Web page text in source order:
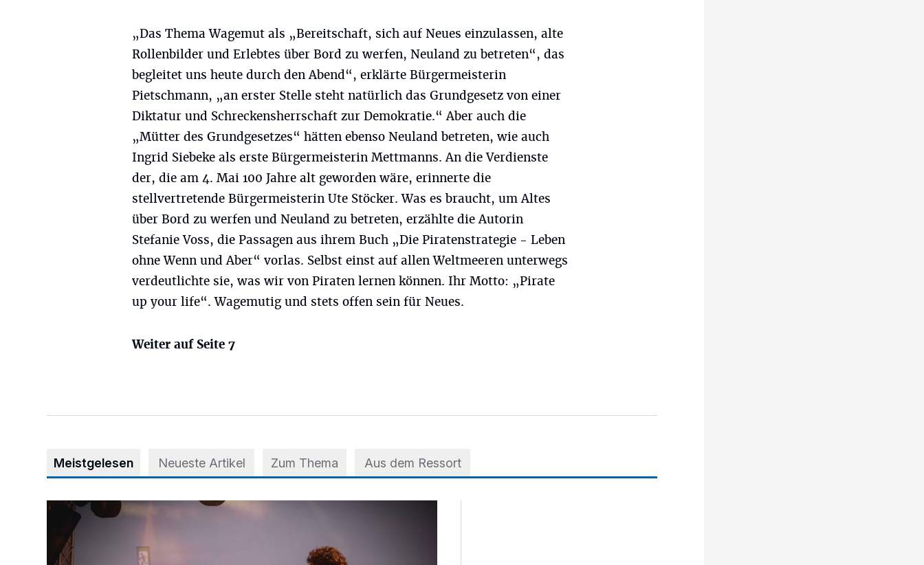
„Das Thema Wagemut als „Bereitschaft, sich auf Neues einzulassen, alte
Rollenbilder und Erlebtes über Bord zu werfen, Neuland zu betreten“, das
begleitet uns heute durch den Abend“, erklärte Bürgermeisterin
Pietschmann, „an erster Stelle steht natürlich das Grundgesetz von einer
Diktatur und Schreckensherrschaft zur Demokratie.“ Aber auch die
„Mütter des Grundgesetzes“ hätten ebenso Neuland betreten, wie auch
Ingrid Siebeke als erste Bürgermeisterin Mettmanns. An die Verdienste
der, die am 4. Mai 100 Jahre alt geworden wäre, erinnerte die
stellvertretende Bürgermeisterin Ute Stöcker. Was es braucht, um Altes
über Bord zu werfen und Neuland zu betreten, erzählte die Autorin
Stefanie Voss, die Passagen aus ihrem Buch „Die Piratenstrategie - Leben
ohne Wenn und Aber“ vorlas. Selbst einst auf allen Weltmeeren unterwegs
verdeutlichte sie, was wir von Piraten lernen können. Ihr Motto: „Pirate
up your life“. Wagemutig und stets offen sein für Neues.
Weiter auf Seite 7
Meistgelesen Neueste Artikel Zum Thema Aus dem Ressort
Mehr als nur ein Festival